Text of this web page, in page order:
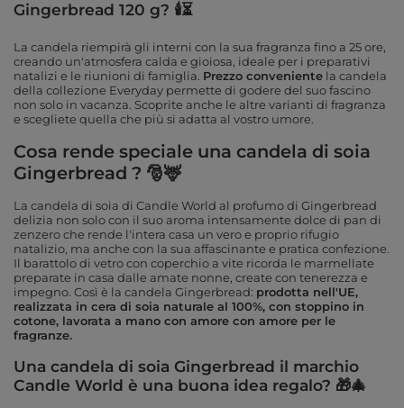
Gingerbread 120 g? 🕯⏳
La candela riempirà gli interni con la sua fragranza fino a 25 ore,
creando un'atmosfera calda e gioiosa, ideale per i preparativi
natalizi e le riunioni di famiglia. Prezzo conveniente la candela
della collezione Everyday permette di godere del suo fascino
non solo in vacanza. Scoprite anche le altre varianti di fragranza
e scegliete quella che più si adatta al vostro umore.
Cosa rende speciale una candela di soia
Gingerbread ? 🎅🦌
La candela di soia di Candle World al profumo di Gingerbread
delizia non solo con il suo aroma intensamente dolce di pan di
zenzero che rende l'intera casa un vero e proprio rifugio
natalizio, ma anche con la sua affascinante e pratica confezione.
Il barattolo di vetro con coperchio a vite ricorda le marmellate
preparate in casa dalle amate nonne, create con tenerezza e
impegno. Così è la candela Gingerbread: prodotta nell'UE,
realizzata in cera di soia naturale al 100%, con stoppino in
cotone, lavorata a mano con amore con amore per le
fragranze.
Una candela di soia Gingerbread il marchio
Candle World è una buona idea regalo? 🎁🎄